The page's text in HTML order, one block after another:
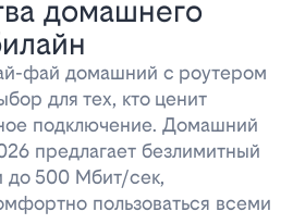
домашнего
фай домашний с роутером
для тех, кто ценит
подключение. Домашний
предлагает безлимитный
до 500 Мбит/сек,
пользоваться всеми